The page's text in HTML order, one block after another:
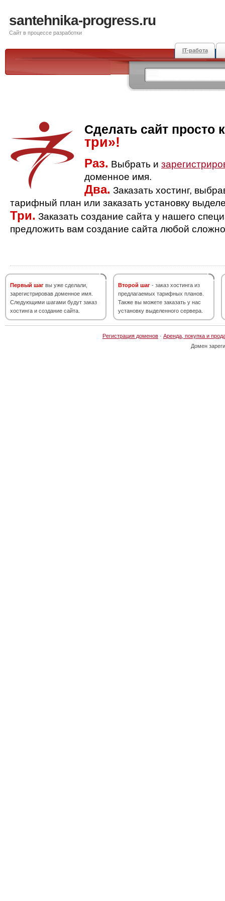
santehnika-progress.ru
Сайт в процессе разработки
IT-работа
Сделать сайт просто
три»!
Раз. Выбрать и
доменное имя.
Два. Заказать хостинг,
тарифный план или заказать установку
Три. Заказать создание сайта у нашего
предложить вам создание сайта любой
Первый шаг вы уже сделали,
зарегистрировав доменное имя.
Следующими шагами будут заказ
хостинга и создание сайта.
Второй шаг - заказ хостинга из
предлагаемых тарифных планов.
Также вы можете заказать у нас
установку выделенного сервера.
Регистрация доменов · Аренда, покупка и
Домен